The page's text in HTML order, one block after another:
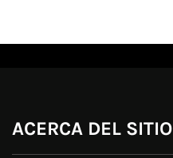
ACERCA DEL SITIO